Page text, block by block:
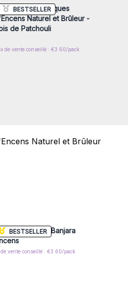
emballées pour conserver
contextes, que ce soit pour
chez AW Artisan
BESTSELLER
Pack de 15 Briques
Naturel et Brûleur -
de Patchouli
de vente conseillé : €3.60/pack
BESTSELLER
d’Arbre Banjara
de vente conseillé : €3.60/pack